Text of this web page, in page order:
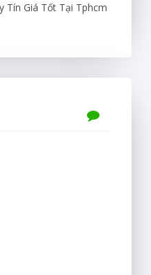
Tín Giá Tốt Tại Tphcm